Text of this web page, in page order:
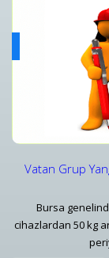
Vatan Grup
Bursa
cihazlardan 50 kg